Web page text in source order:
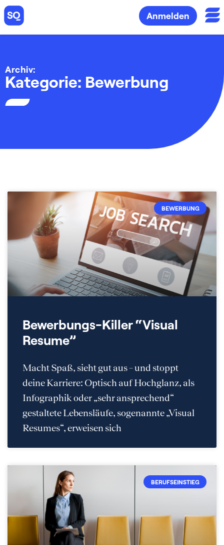
Anmelden
Archiv:
Kategorie: Bewerbung
BEWERBUNG
Bewerbungs-Killer “Visual
Resume”
Macht Spaß, sieht gut aus – und stoppt
deine Karriere: Optisch auf Hochglanz, als
Infographik oder „sehr ansprechend“
gestaltete Lebensläufe, sogenannte „Visual
Resumes“, erweisen sich
BERUFSEINSTIEG